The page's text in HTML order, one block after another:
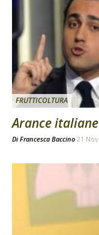
FRUTTICOLTURA
Arance
Di Francesca Baccino 21